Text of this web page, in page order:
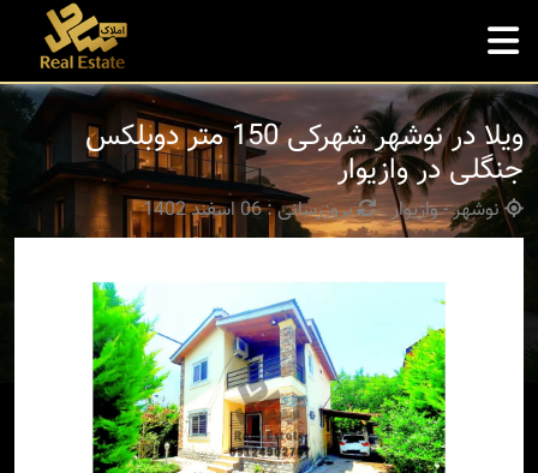
ویلا در نوشهر شهرکی 150 متر دوبلکس
جنگلی در وازیوار
نوشهر - وازیوار بروزرسانی : 06 اسفند 1402